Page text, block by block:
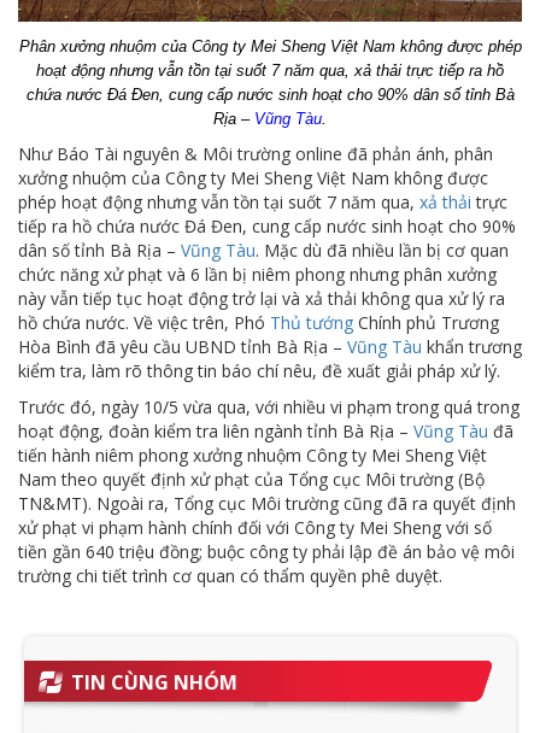
Phân xưởng nhuộm của Công ty Mei Sheng Việt Nam không được phép
hoạt động nhưng vẫn tồn tại suốt 7 năm qua, xả thải trực tiếp ra hồ
chứa nước Đá Đen, cung cấp nước sinh hoạt cho 90% dân số tỉnh Bà
Rịa – Vũng Tàu.
Như Báo Tài nguyên & Môi trường online đã phản ánh, phân
xưởng nhuộm của Công ty Mei Sheng Việt Nam không được
phép hoạt động nhưng vẫn tồn tại suốt 7 năm qua, xả thải trực
tiếp ra hồ chứa nước Đá Đen, cung cấp nước sinh hoạt cho 90%
dân số tỉnh Bà Rịa – Vũng Tàu. Mặc dù đã nhiều lần bị cơ quan
chức năng xử phạt và 6 lần bị niêm phong nhưng phân xưởng
này vẫn tiếp tục hoạt động trở lại và xả thải không qua xử lý ra
hồ chứa nước. Về việc trên, Phó Thủ tướng Chính phủ Trương
Hòa Bình đã yêu cầu UBND tỉnh Bà Rịa – Vũng Tàu khẩn trương
kiểm tra, làm rõ thông tin báo chí nêu, đề xuất giải pháp xử lý.
Trước đó, ngày 10/5 vừa qua, với nhiều vi phạm trong quá trong
hoạt động, đoàn kiểm tra liên ngành tỉnh Bà Rịa – Vũng Tàu đã
tiến hành niêm phong xưởng nhuộm Công ty Mei Sheng Việt
Nam theo quyết định xử phạt của Tổng cục Môi trường (Bộ
TN&MT). Ngoài ra, Tổng cục Môi trường cũng đã ra quyết định
xử phạt vi phạm hành chính đối với Công ty Mei Sheng với số
tiền gần 640 triệu đồng; buộc công ty phải lập đề án bảo vệ môi
trường chi tiết trình cơ quan có thẩm quyền phê duyệt.
TIN CÙNG NHÓM